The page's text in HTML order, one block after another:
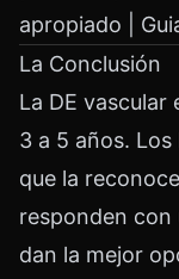
apropiado |
La Conclusión
La DE
3 a 5 años.
que la
responden
dan la mejor